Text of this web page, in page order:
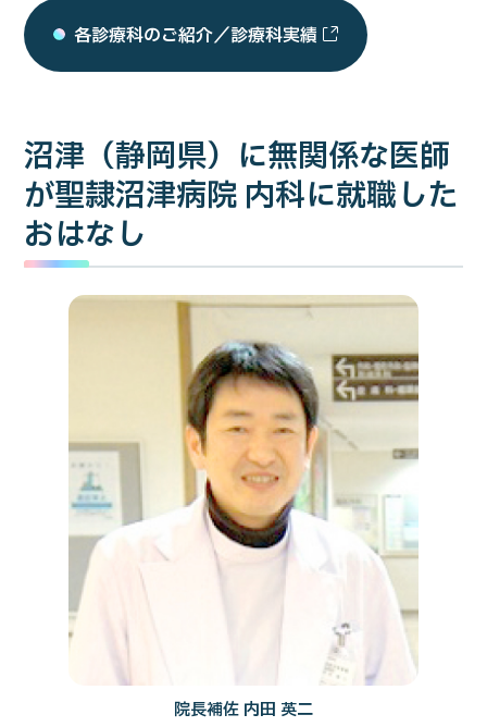
各診療科のご紹介／診療科実績
沼津（静岡県）に無関係な医師
が聖隷沼津病院 内科に就職した
おはなし
院長補佐 内田 英二